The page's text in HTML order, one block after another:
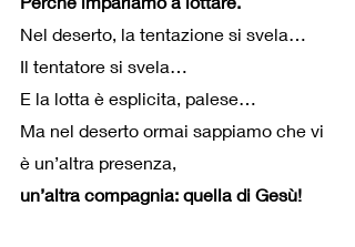
Nel deserto, la tentazione si svela…
Il tentatore si svela…
E la lotta è esplicita, palese…
Ma nel deserto ormai sappiamo che vi
è un’altra presenza,
un’altra compagnia: quella di Gesù!